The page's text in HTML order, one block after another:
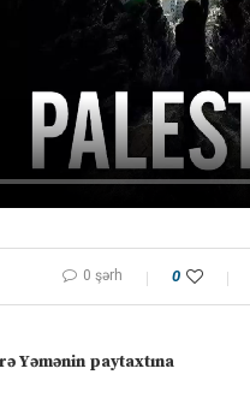
0 şərh 0
Yəmənin paytaxtına